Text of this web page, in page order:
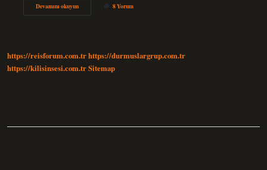
Devamını okuyunZeki
Insanlar
8 Yorum
https://reisforum.com.trhttps://durmuslargrup.com.tr
https://kilisinsesi.com.trSitemap